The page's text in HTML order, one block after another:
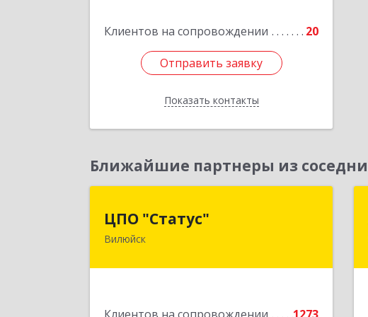
Клиентов на сопровождении 20
Отправить заявку
Показать контакты
Отправить заявку
Назад
Ближайшие партнеры из
ЦПО "Статус"
Вилюйск
677000, Саха /Якутия/ Респ, Якутск г,